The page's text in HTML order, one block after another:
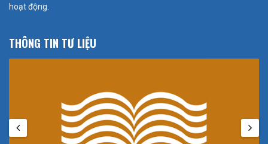
hoạt động.
THÔNG TIN TƯ LIỆU